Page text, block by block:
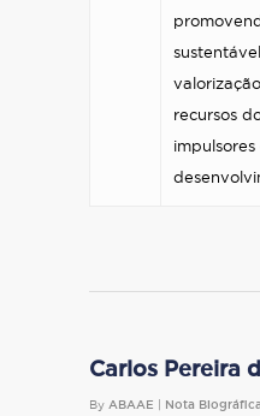
recursos
impulsores
Carlos Pereira
By ABAAE Nota